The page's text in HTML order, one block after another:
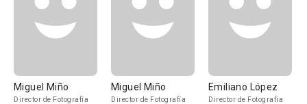
Miguel Miño
Director de Fotografía
Miguel Miño
Director de Fotografía
Emiliano López
Director de Fotografía